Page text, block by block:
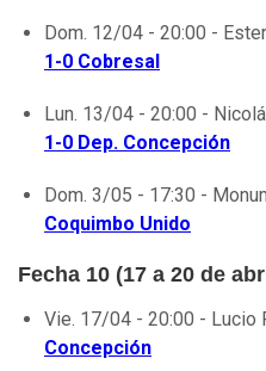
Dom. 12/04 - 20:00 - Ester
1-0 Cobresal
Lun. 13/04 - 20:00 -
1-0 Dep. Concepción
Dom. 3/05 - 17:30 -
Coquimbo Unido
Fecha 10 (17 a 20 de
Vie. 17/04 - 20:00 - Lucio
Concepción